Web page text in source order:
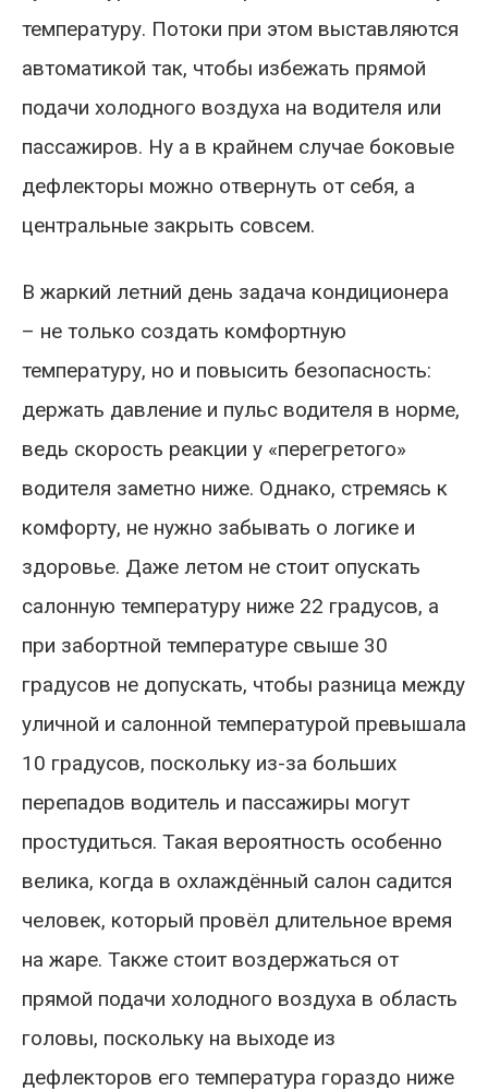
температуру. Потоки при этом выставляются
автоматикой так, чтобы избежать прямой
подачи холодного воздуха на водителя или
пассажиров. Ну а в крайнем случае боковые
дефлекторы можно отвернуть от себя, а
центральные закрыть совсем.
В жаркий летний день задача кондиционера
– не только создать комфортную
температуру, но и повысить безопасность:
держать давление и пульс водителя в норме,
ведь скорость реакции у «перегретого»
водителя заметно ниже. Однако, стремясь к
комфорту, не нужно забывать о логике и
здоровье. Даже летом не стоит опускать
салонную температуру ниже 22 градусов, а
при забортной температуре свыше 30
градусов не допускать, чтобы разница между
уличной и салонной температурой превышала
10 градусов, поскольку из-за больших
перепадов водитель и пассажиры могут
простудиться. Такая вероятность особенно
велика, когда в охлаждённый салон садится
человек, который провёл длительное время
на жаре. Также стоит воздержаться от
прямой подачи холодного воздуха в область
головы, поскольку на выходе из
дефлекторов его температура гораздо ниже